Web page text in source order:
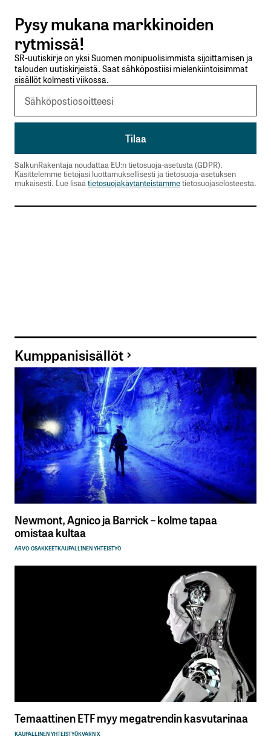
Sähköpostiosoitettasi ei julkaista.Pakolliset
kentät on merkitty*
Kommentti*
Pysy mukana markkinoiden
rytmissä!
SR-uutiskirje on yksi Suomen monipuolisimmista sijoittamisen ja
talouden uutiskirjeistä. Saat sähköpostiisi mielenkiintoisimmat
sisällöt kolmesti viikossa.
SalkunRakentaja noudattaa EU:n tietosuoja-asetusta (GDPR).
Käsittelemme tietojasi luottamuksellisesti ja tietosuoja-asetuksen
mukaisesti. Lue lisää tietosuojakäytänteistämmetietosuojaselosteesta.
Kumppanisisällöt
Newmont, Agnico ja Barrick – kolme tapaa
omistaa kultaa
ARVO-OSAKKEETKAUPALLINEN YHTEISTYÖ
Temaattinen ETF myy megatrendin kasvutarinaa
KAUPALLINEN YHTEISTYÖKVARN X